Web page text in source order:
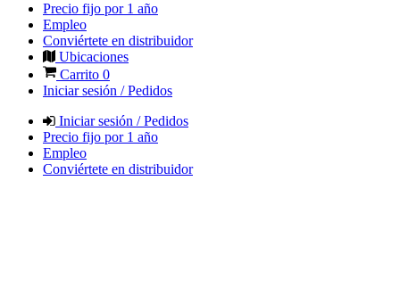
Precio fijo por 1 año
Empleo
Conviértete en distribuidor
Ubicaciones
Carrito 0
Iniciar sesión / Pedidos
Iniciar sesión / Pedidos
Precio fijo por 1 año
Empleo
Conviértete en distribuidor